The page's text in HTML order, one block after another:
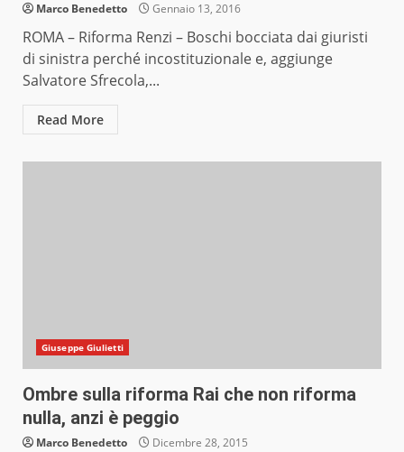
Marco Benedetto Gennaio 13, 2016
ROMA – Riforma Renzi – Boschi bocciata dai giuristi
di sinistra perché incostituzionale e, aggiunge
Salvatore Sfrecola,...
Read More
Giuseppe Giulietti
Ombre sulla riforma Rai che non riforma
nulla, anzi è peggio
Marco Benedetto Dicembre 28, 2015